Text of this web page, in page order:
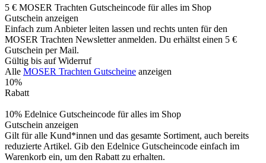
5 € MOSER Trachten Gutscheincode für alles im Shop
Gutschein anzeigen
Einfach zum Anbieter leiten lassen und rechts unten für den
MOSER Trachten Newsletter anmelden. Du erhältst einen 5 €
Gutschein per Mail.
Gültig bis auf Widerruf
Alle MOSER Trachten Gutscheine anzeigen
10%
Rabatt
10% Edelnice Gutscheincode für alles im Shop
Gutschein anzeigen
Gilt für alle Kund*innen und das gesamte Sortiment, auch bereits
reduzierte Artikel. Gib den Edelnice Gutscheincode einfach im
Warenkorb ein, um den Rabatt zu erhalten.